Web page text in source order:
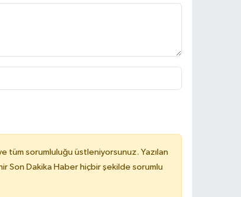
tüm sorumluluğu üstleniyorsunuz. Yazılan
Son Dakika Haber hiçbir şekilde sorumlu